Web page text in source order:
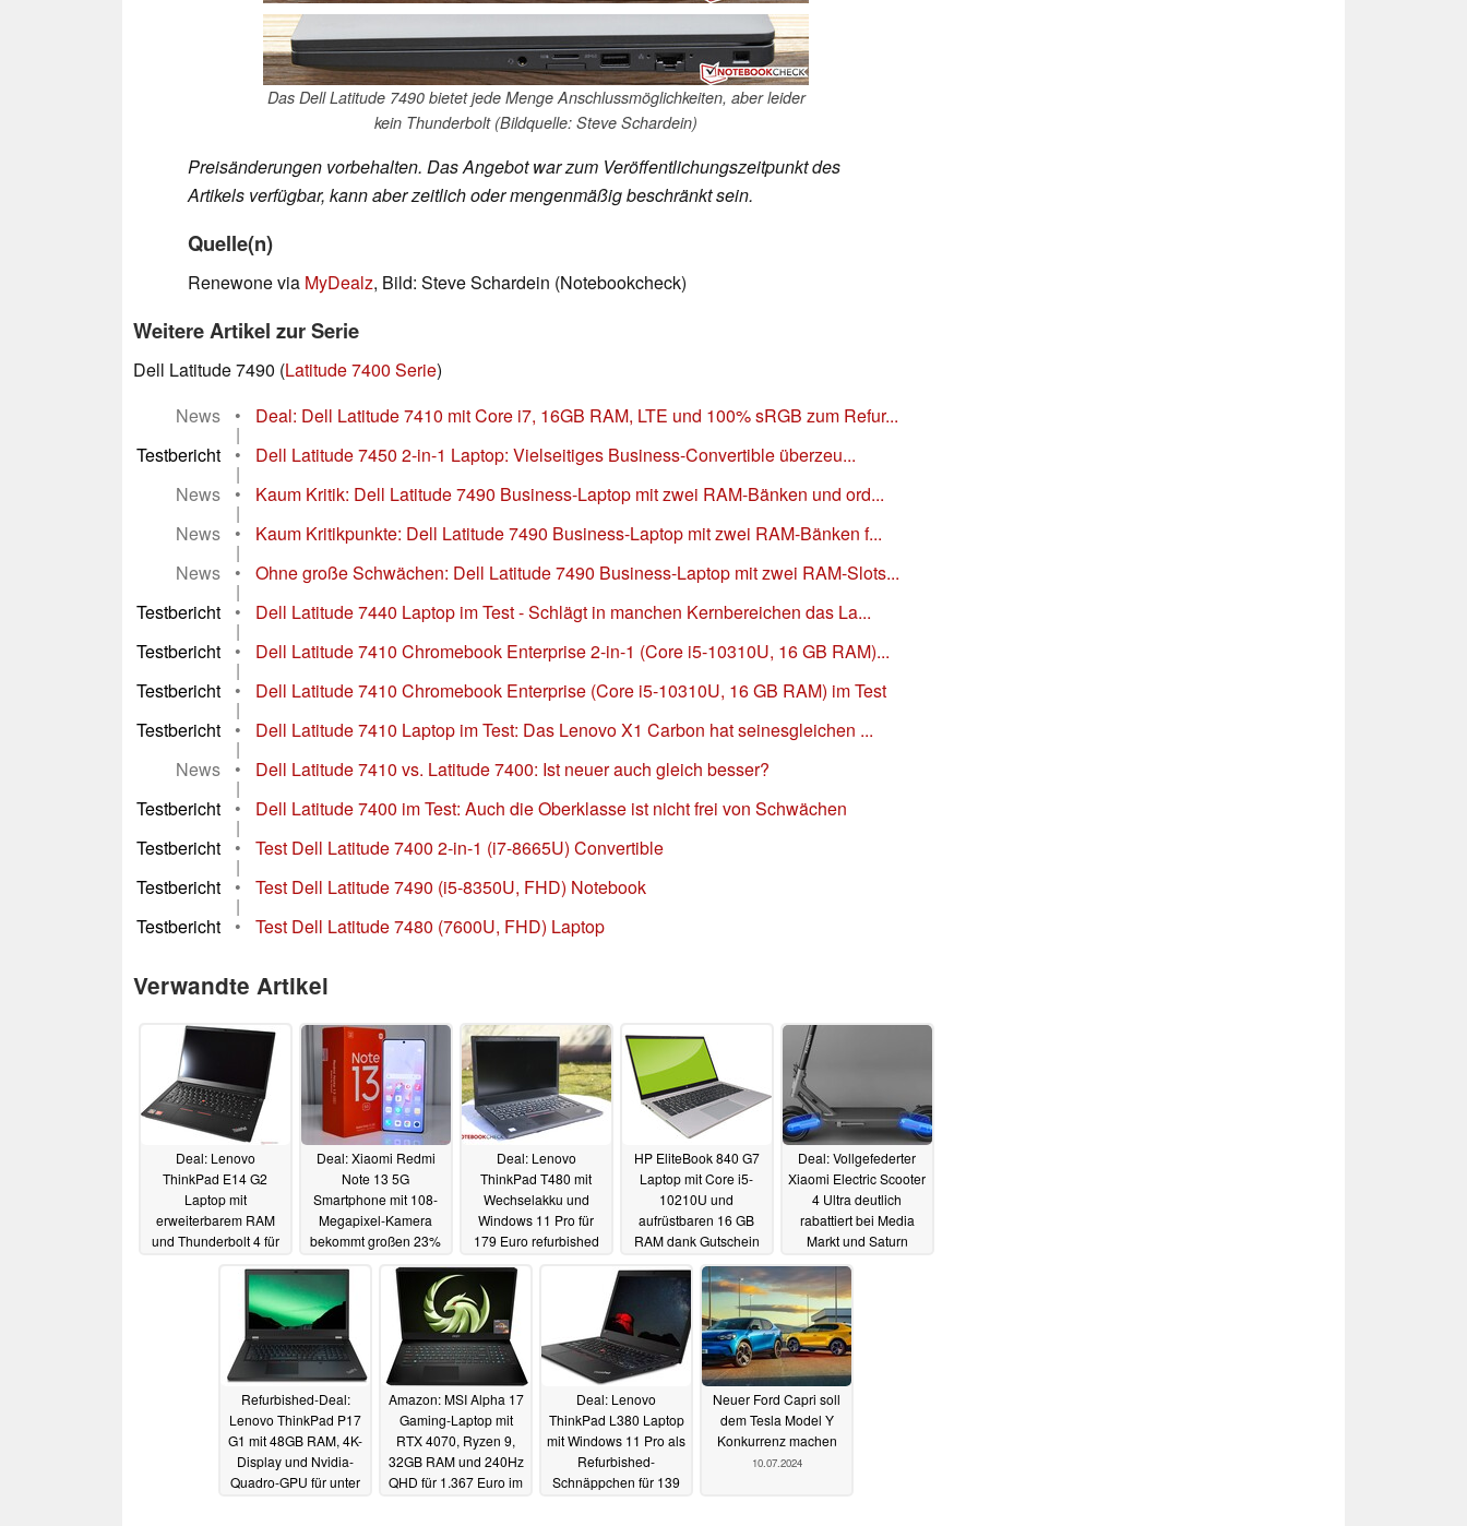
Das Dell Latitude 7490 bietet jede Menge Anschlussmöglichkeiten, aber leider
kein Thunderbolt (Bildquelle: Steve Schardein)
Preisänderungen vorbehalten. Das Angebot war zum Veröffentlichungszeitpunkt des
Artikels verfügbar, kann aber zeitlich oder mengenmäßig beschränkt sein.
Quelle(n)
Renewone via MyDealz, Bild: Steve Schardein (Notebookcheck)
Weitere Artikel zur Serie
Dell Latitude 7490 (Latitude 7400 Serie)
News
• Deal: Dell Latitude 7410 mit Core i7, 16GB RAM, LTE und 100% sRGB zum Refur...
|
Testbericht
• Dell Latitude 7450 2-in-1 Laptop: Vielseitiges Business-Convertible überzeu...
|
News
• Kaum Kritik: Dell Latitude 7490 Business-Laptop mit zwei RAM-Bänken und ord...
|
News
• Kaum Kritikpunkte: Dell Latitude 7490 Business-Laptop mit zwei RAM-Bänken f...
|
News
• Ohne große Schwächen: Dell Latitude 7490 Business-Laptop mit zwei RAM-Slots...
|
Testbericht
• Dell Latitude 7440 Laptop im Test - Schlägt in manchen Kernbereichen das La...
|
Testbericht
• Dell Latitude 7410 Chromebook Enterprise 2-in-1 (Core i5-10310U, 16 GB RAM)...
|
Testbericht
• Dell Latitude 7410 Chromebook Enterprise (Core i5-10310U, 16 GB RAM) im Test
|
Testbericht
• Dell Latitude 7410 Laptop im Test: Das Lenovo X1 Carbon hat seinesgleichen ...
|
News
• Dell Latitude 7410 vs. Latitude 7400: Ist neuer auch gleich besser?
|
Testbericht
• Dell Latitude 7400 im Test: Auch die Oberklasse ist nicht frei von Schwächen
|
Testbericht
• Test Dell Latitude 7400 2-in-1 (i7-8665U) Convertible
|
Testbericht
• Test Dell Latitude 7490 (i5-8350U, FHD) Notebook
|
Testbericht
• Test Dell Latitude 7480 (7600U, FHD) Laptop
Verwandte Artikel
Deal: Lenovo
ThinkPad E14 G2
Laptop mit
erweiterbarem RAM
und Thunderbolt 4 für
Deal: Xiaomi Redmi
Note 13 5G
Smartphone mit 108-
Megapixel-Kamera
bekommt großen 23%
15.07.2024
Deal: Lenovo
ThinkPad T480 mit
Wechselakku und
Windows 11 Pro für
179 Euro refurbished
HP EliteBook 840 G7
Laptop mit Core i5-
10210U und
aufrüstbaren 16 GB
RAM dank Gutschein
Refurbished-Deal
13.07.2024
Deal: Vollgefederter
Xiaomi Electric Scooter
4 Ultra deutlich
rabattiert bei Media
Markt und Saturn
12.07.2024
Refurbished-Deal:
Lenovo ThinkPad P17
G1 mit 48GB RAM, 4K-
Display und Nvidia-
Quadro-GPU für unter
Amazon: MSI Alpha 17
Gaming-Laptop mit
RTX 4070, Ryzen 9,
32GB RAM und 240Hz
QHD für 1.367 Euro im
Deal: Lenovo
ThinkPad L380 Laptop
mit Windows 11 Pro als
Refurbished-
Schnäppchen für 139
Neuer Ford Capri soll
dem Tesla Model Y
Konkurrenz machen
10.07.2024